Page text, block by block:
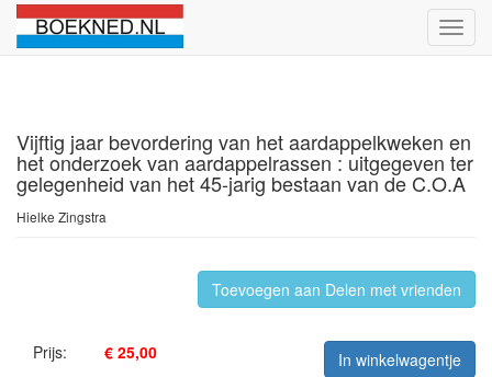
Vijftig jaar bevordering van het aardappelkweken en
het onderzoek van aardappelrassen : uitgegeven ter
gelegenheid van het 45-jarig bestaan van de C.O.A
Hielke Zingstra
Toevoegen aan Delen met vrienden
Prijs: € 25,00
In winkelwagentje